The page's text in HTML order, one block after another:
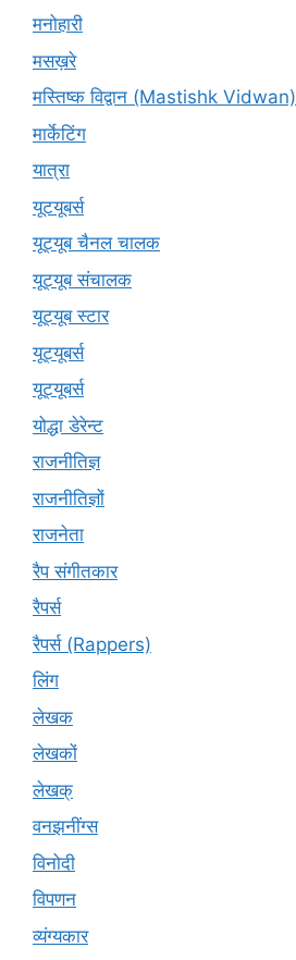
मनोहारी
मसख़रे
मस्तिष्क विद्वान (Mastishk Vidwan)
मार्केटिंग
यात्रा
यूटयूबर्स
यूट्यूब चैनल चालक
यूट्यूब संचालक
यूट्यूब स्टार
यूट्यूबर्स
यूट्‍यूबर्स
योद्धा डेरेन्ट
राजनीतिज्ञ
राजनीतिज्ञों
राजनेता
रैप संगीतकार
रैपर्स
रैपर्स (Rappers)
लिंग
लेखक
लेखकों
लेखक्
वनझनींग्स
विनोदी
विपणन
व्यंग्यकार